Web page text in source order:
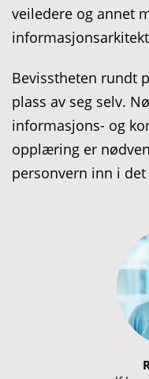
veiledere og annet
Bevisstheten rundt
plass av seg selv.
informasjons- og
opplæring er
personvern inn i